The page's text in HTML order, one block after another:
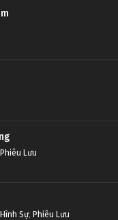
Phiêu Lưu
Hình Sự, Phiêu Lưu